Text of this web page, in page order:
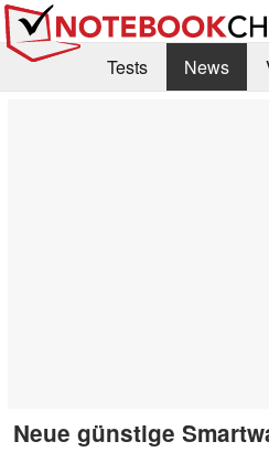
Tests News
Neue günstige